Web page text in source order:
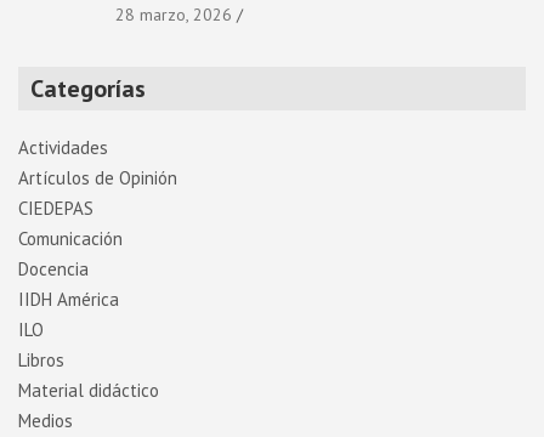
28 marzo, 2026
Categorías
Actividades
Artí­culos de Opinión
CIEDEPAS
Comunicación
Docencia
IIDH América
ILO
Libros
Material didáctico
Medios